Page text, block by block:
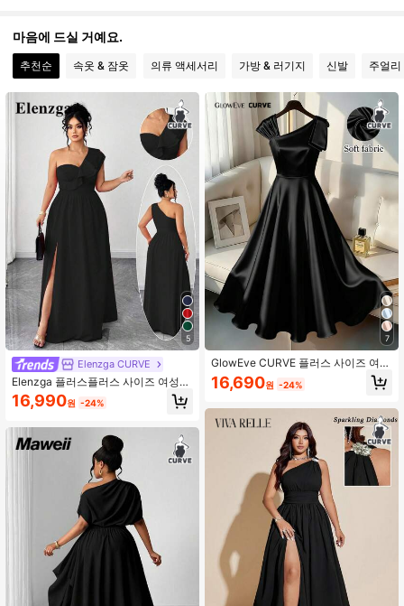
4.84 649K 팔로워
649K 팔로워
4.84 649K 팔로워
4.84 649K 팔로워
4.84 649K 팔로워
마음에 드실 거예요.
추천순 속옷 & 잠옷 의류 액세서리 가방 & 러기지 신발 주얼
5
Elenzga CURVE
Elenzga 플러스플러스 사이즈 여성용
우아한 러플 트림 스파게티 스트랩 단
색 드레스, 등교, 졸업, 발렌타인데이,
수감사절, 부활절, 국경일, 졸업 무도
회, 데이트 파티, 결혼 시즌, 야외 여행
16,990원 -24%
7
GlowEve CURVE 플러스 사이즈 여성
용 솔리드 컬러 비대칭 넥라인 우아한
드레스
16,690원 -24%